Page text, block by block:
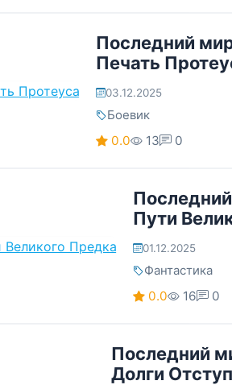
Последний
Печать
03.12.2025
Боевик
0.0
13 0
Пути
01.12.2025
Фантастика
0.0
16 0
Последний
Долги